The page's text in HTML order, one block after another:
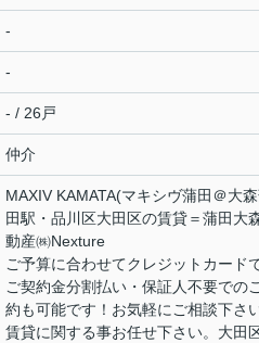
-
-
- / 26戸
仲介
MAXIV KAMATA(マキシヴ蒲田＠大
田駅・品川区大田区の賃貸＝蒲田大
動産㈱Nexture
ご予算に合わせてクレジットカード
ご契約金分割払い・保証人不要での
約も可能です！お気軽にご相談下さい
賃貸に関する事お任せ下さい。大田